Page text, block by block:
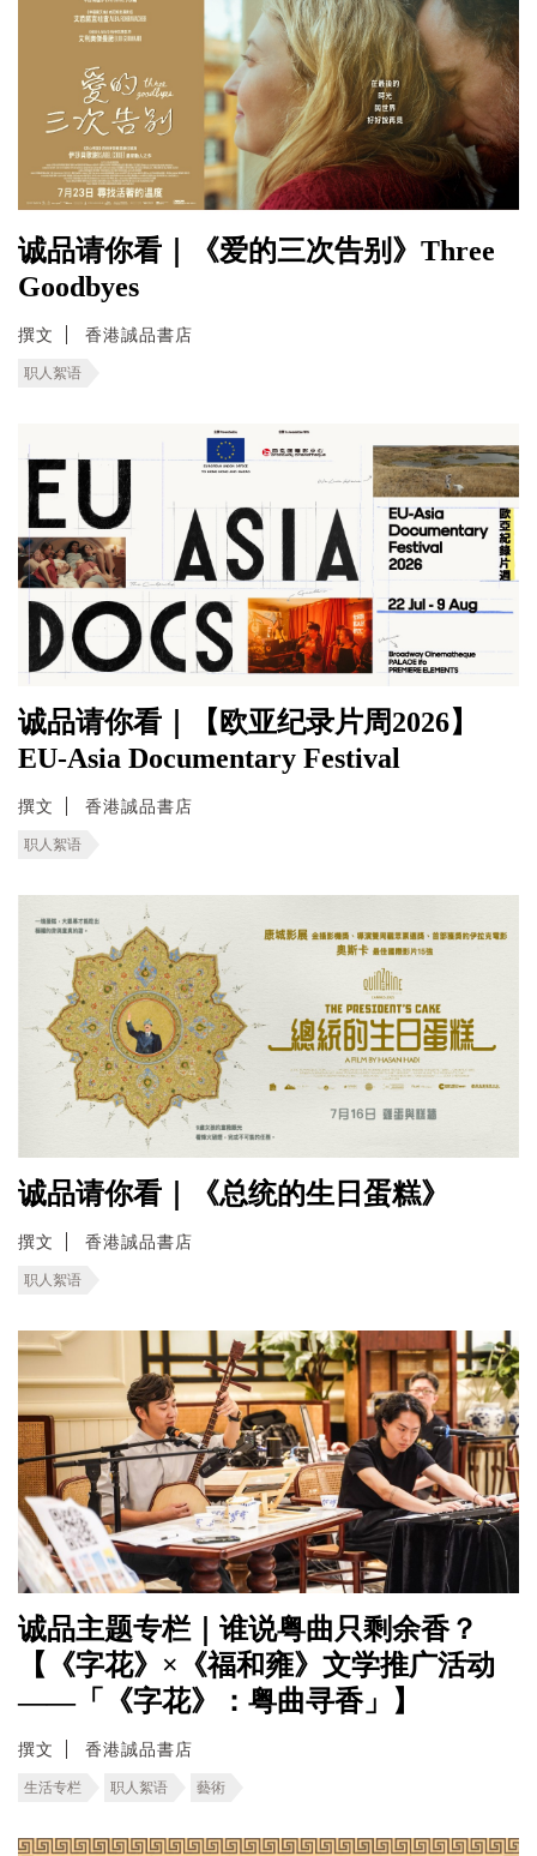
诚品请你看｜《爱的三次告别》Three
Goodbyes
撰文 香港誠品書店
职人絮语
诚品请你看｜【欧亚纪录片周2026】
EU-Asia Documentary Festival
撰文 香港誠品書店
职人絮语
诚品请你看｜《总统的生日蛋糕》
撰文 香港誠品書店
职人絮语
诚品主题专栏｜谁说粤曲只剩余香？
【《字花》×《福和雍》文学推广活动
——「《字花》：粤曲寻香」】
撰文 香港誠品書店
生活专栏 职人絮语 藝術